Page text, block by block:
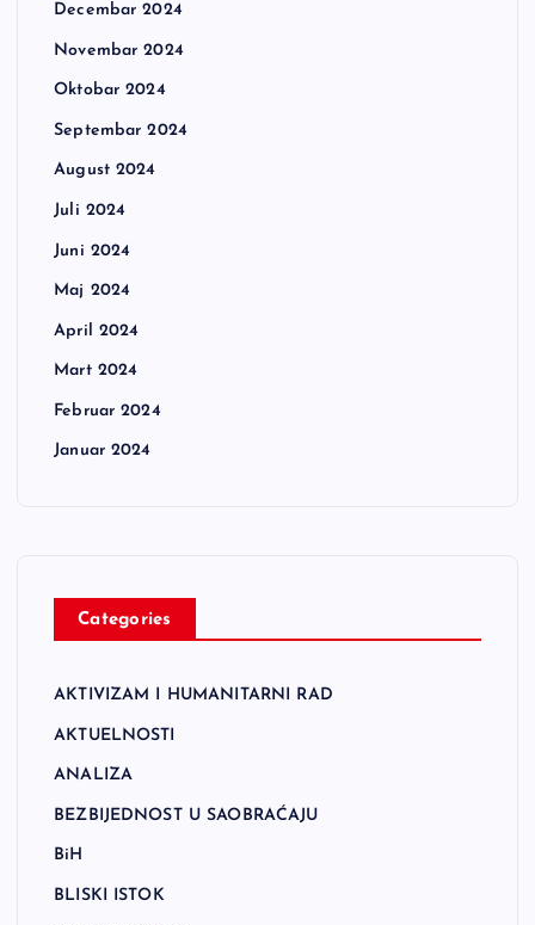
Decembar 2024
Novembar 2024
Oktobar 2024
Septembar 2024
August 2024
Juli 2024
Juni 2024
Maj 2024
April 2024
Mart 2024
Februar 2024
Januar 2024
Categories
AKTIVIZAM I HUMANITARNI RAD
AKTUELNOSTI
ANALIZA
BEZBIJEDNOST U SAOBRAĆAJU
BiH
BLISKI ISTOK